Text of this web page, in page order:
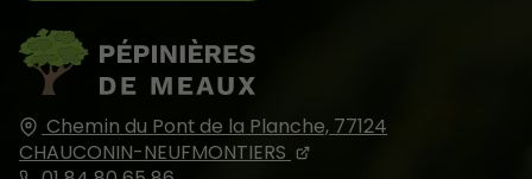
Chemin du Pont de la Planche, 77124
CHAUCONIN-NEUFMONTIERS